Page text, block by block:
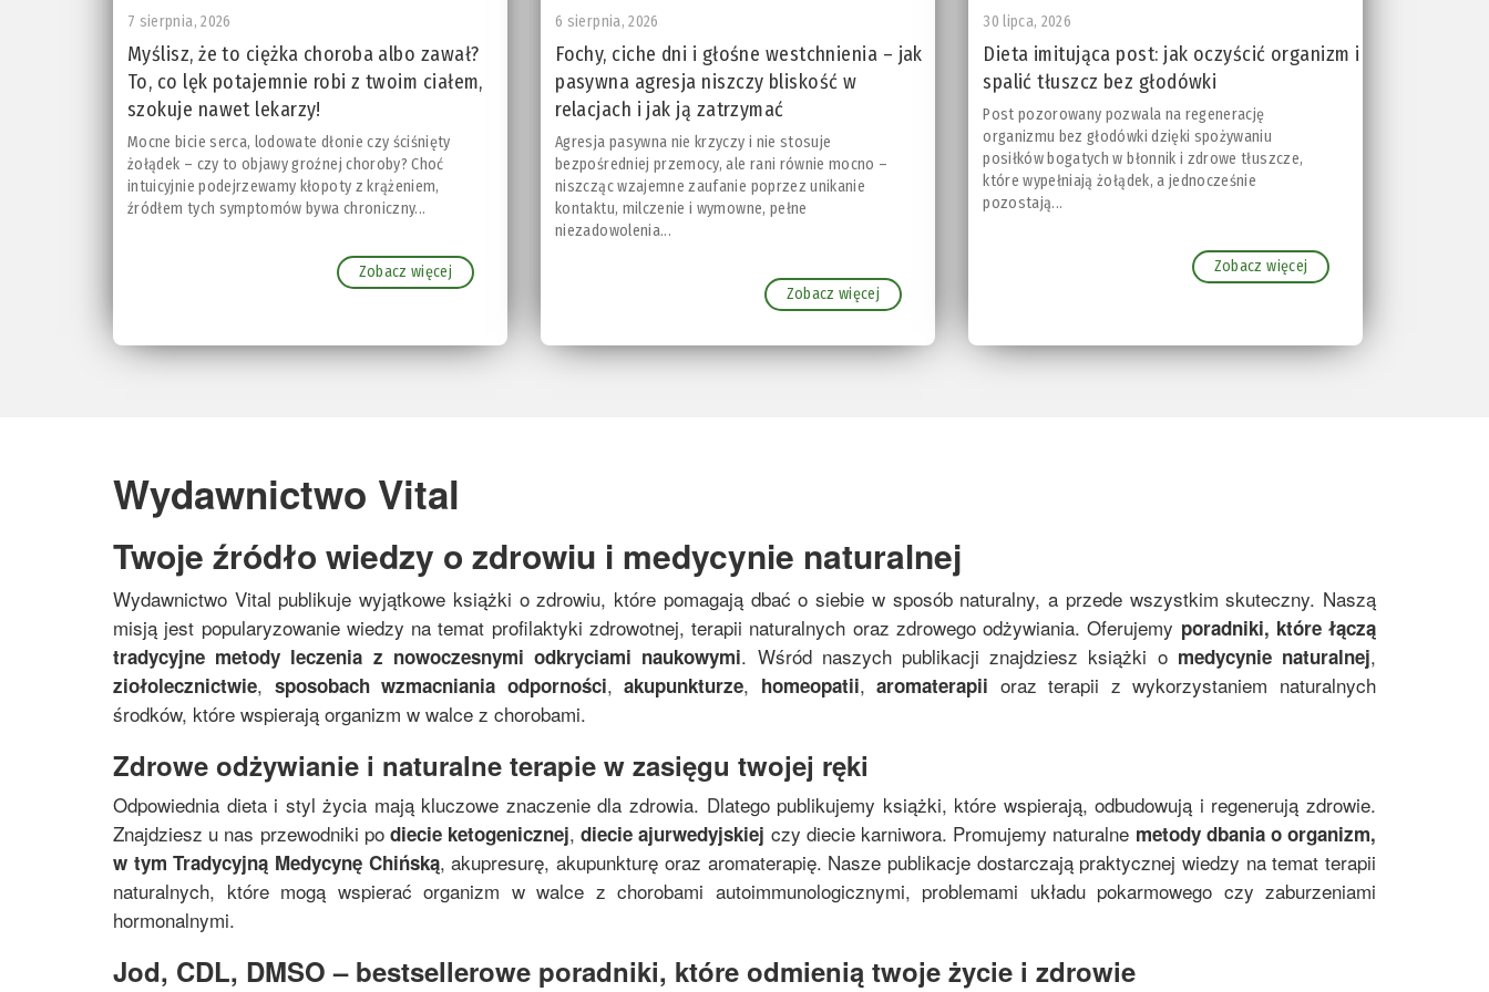
7 sierpnia, 2026
Myślisz, że to ciężka choroba albo zawał?
To, co lęk potajemnie robi z twoim ciałem,
szokuje nawet lekarzy!
Mocne bicie serca, lodowate dłonie czy ściśnięty
żołądek – czy to objawy groźnej choroby? Choć
intuicyjnie podejrzewamy kłopoty z krążeniem,
źródłem tych symptomów bywa chroniczny...
Zobacz więcej
6 sierpnia, 2026
Fochy, ciche dni i głośne westchnienia – jak
pasywna agresja niszczy bliskość w
relacjach i jak ją zatrzymać
Agresja pasywna nie krzyczy i nie stosuje
bezpośredniej przemocy, ale rani równie mocno –
niszcząc wzajemne zaufanie poprzez unikanie
kontaktu, milczenie i wymowne, pełne
niezadowolenia...
Zobacz więcej
30 lipca, 2026
Dieta imitująca post: jak oczyścić organizm i
spalić tłuszcz bez głodówki
Post pozorowany pozwala na regenerację
organizmu bez głodówki dzięki spożywaniu
posiłków bogatych w błonnik i zdrowe tłuszcze,
które wypełniają żołądek, a jednocześnie
pozostają...
Zobacz więcej
Wydawnictwo Vital
Twoje źródło wiedzy o zdrowiu i medycynie naturalnej
Wydawnictwo Vital publikuje wyjątkowe książki o zdrowiu, które pomagają dbać o siebie w sposób naturalny, a przede wszystkim skuteczny. Naszą
misją jest popularyzowanie wiedzy na temat profilaktyki zdrowotnej, terapii naturalnych oraz zdrowego odżywiania. Oferujemy poradniki, które łączą
tradycyjne metody leczenia z nowoczesnymi odkryciami naukowymi. Wśród naszych publikacji znajdziesz książki o medycynie naturalnej,
ziołolecznictwie, sposobach wzmacniania odporności,akupunkturze, homeopatii,aromaterapii oraz terapii z wykorzystaniem naturalnych
środków, które wspierają organizm w walce z chorobami.
Zdrowe odżywianie i naturalne terapie w zasięgu twojej ręki
Odpowiednia dieta i styl życia mają kluczowe znaczenie dla zdrowia. Dlatego publikujemy książki, które wspierają, odbudowują i regenerują zdrowie.
Znajdziesz u nas przewodniki po diecie ketogenicznej,diecie ajurwedyjskiej czy diecie karniwora. Promujemy naturalne metody dbania o organizm,
w tymTradycyjną Medycynę Chińską, akupresurę, akupunkturę oraz aromaterapię. Nasze publikacje dostarczają praktycznej wiedzy na temat terapii
naturalnych, które mogą wspierać organizm w walce z chorobami autoimmunologicznymi, problemami układu pokarmowego czy zaburzeniami
hormonalnymi.
Jod, CDL, DMSO – bestsellerowe poradniki, które odmienią twoje życie i zdrowie